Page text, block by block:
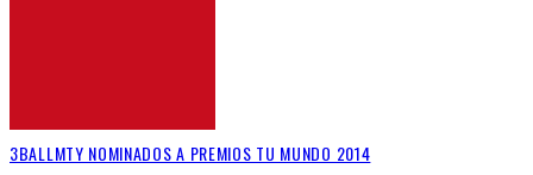
3BALLMTY NOMINADOS A PREMIOS TU MUNDO 2014